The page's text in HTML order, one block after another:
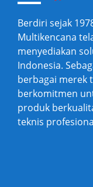
Berdiri sejak
Multikencana
menyediakan
Indonesia.
berbagai merek
berkomitmen
produk
teknis